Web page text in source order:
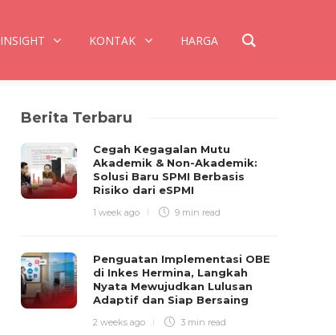
INSIGHT KONTAK HARGA
Berita Terbaru
Cegah Kegagalan Mutu
Akademik & Non-Akademik:
Solusi Baru SPMI Berbasis
Risiko dari eSPMI
1 week ago 9 min read
Penguatan Implementasi OBE
di Inkes Hermina, Langkah
Nyata Mewujudkan Lulusan
Adaptif dan Siap Bersaing
2 weeks ago 3 min read